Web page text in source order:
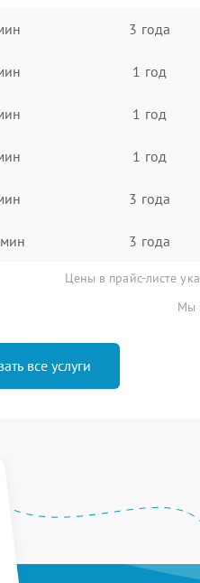
3 года
1 год
1 год
1 год
3 года
3 года
Цены в прайс-листе
Мы
все услуги